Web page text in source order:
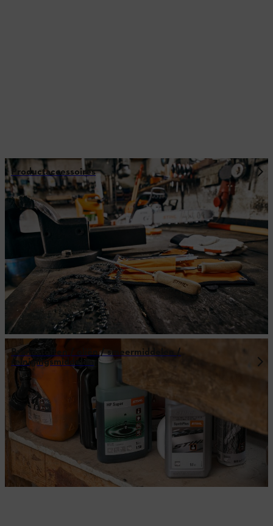
Productaccessoires
Brandstoffen / oliën / smeermiddelen /
reinigingsmiddelen